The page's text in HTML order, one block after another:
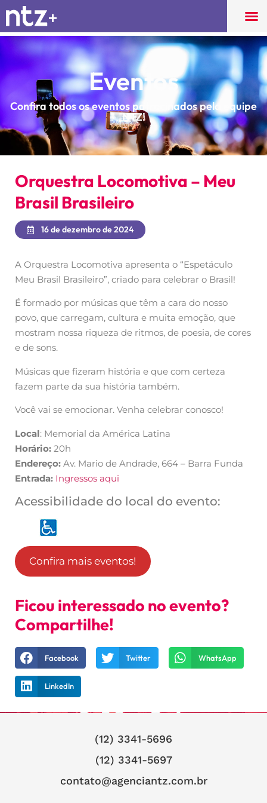
Eventos
Confira todos os eventos patrocinados pela equipe
NTZ!
Orquestra Locomotiva – Meu
Brasil Brasileiro
16 de dezembro de 2024
A Orquestra Locomotiva apresenta o “Espetáculo
Meu Brasil Brasileiro”, criado para celebrar o Brasil!
É formado por músicas que têm a cara do nosso
povo, que carregam, cultura e muita emoção, que
mostram nossa riqueza de ritmos, de poesia, de cores
e de sons.
Músicas que fizeram história e que com certeza
fazem parte da sua história também.
Você vai se emocionar. Venha celebrar conosco!
Local: Memorial da América Latina
Horário: 20h
Endereço: Av. Mario de Andrade, 664 – Barra Funda
Entrada: Ingressos aqui
Acessibilidade do local do evento:
Confira mais eventos!
Ficou interessado no evento?
Compartilhe!
Facebook Twitter WhatsApp
LinkedIn
(12) 3341-5696
(12) 3341-5697
contato@agenciantz.com.br